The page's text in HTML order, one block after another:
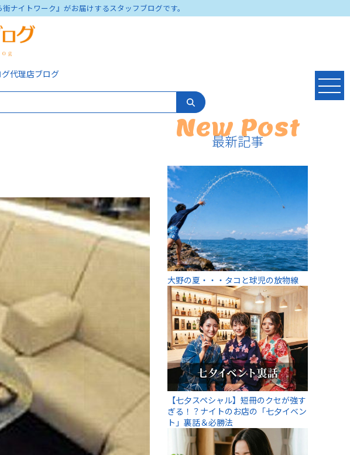
ナイトワーク』がお届けするスタッフブログです。
代理店ブログ
New Post
最新記事
大野の夏・・・タコと球児の放物線
【七夕スペシャル】短冊のクセが強す
ぎる！？ナイトのお店の「七夕イベン
ト」裏話＆必勝法